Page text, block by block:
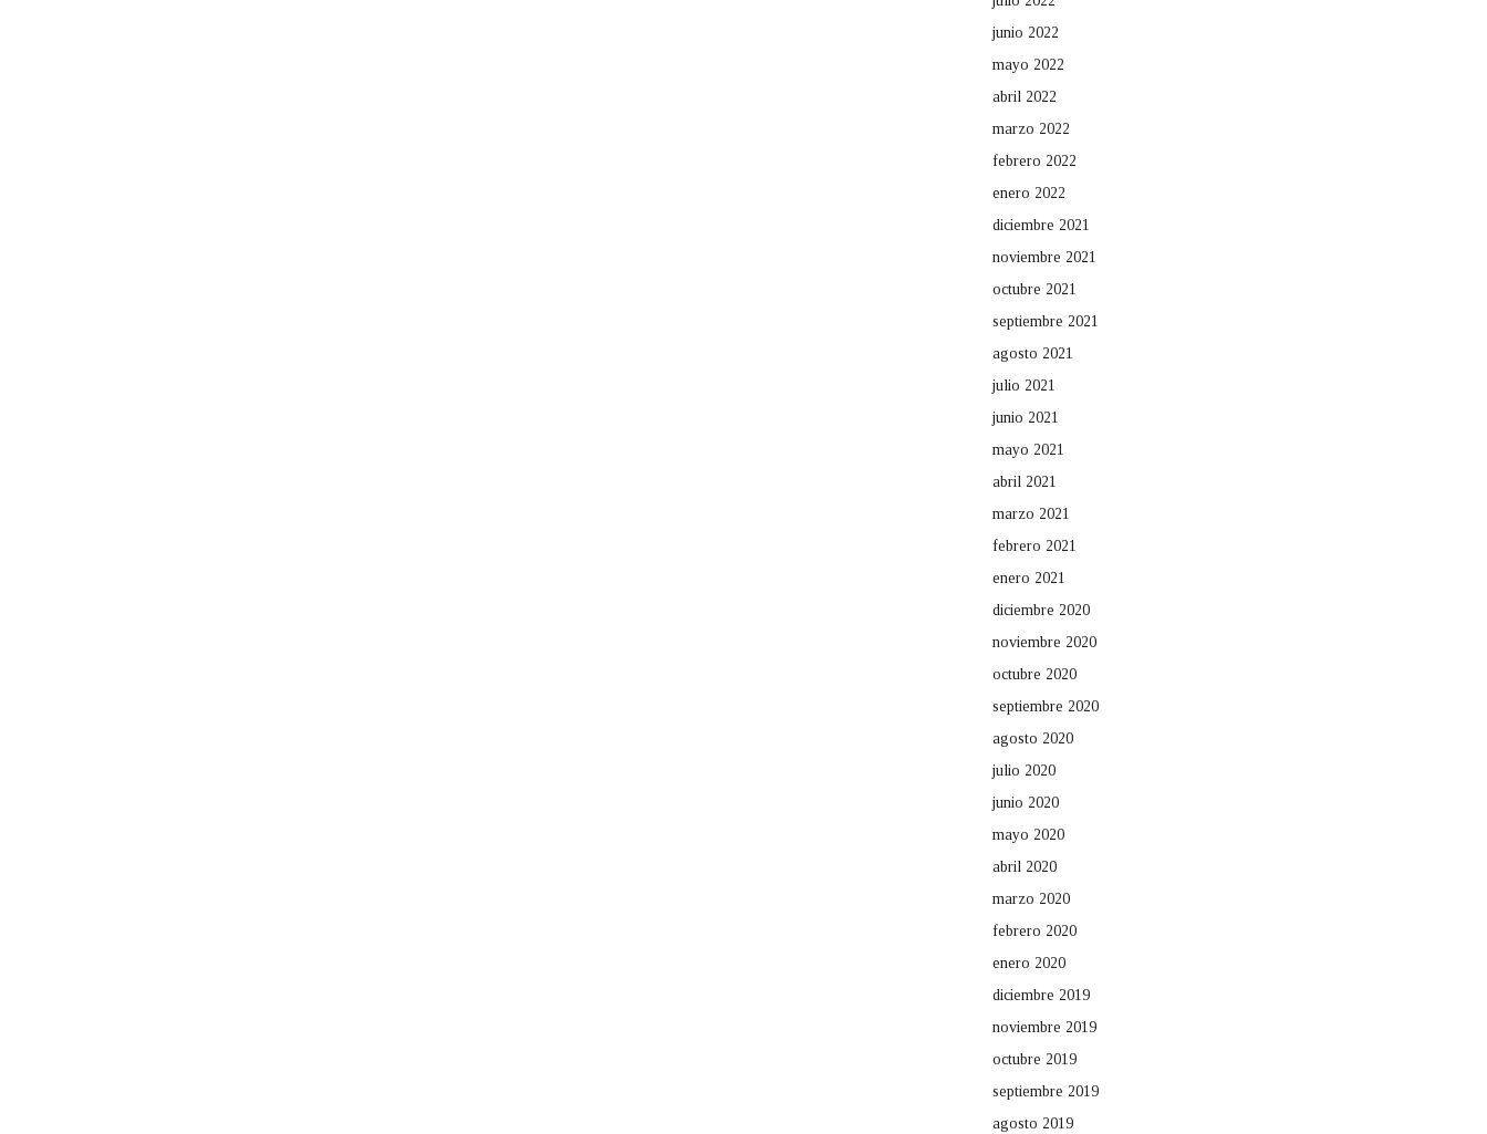
junio 2022
mayo 2022
abril 2022
marzo 2022
febrero 2022
enero 2022
diciembre 2021
noviembre 2021
octubre 2021
septiembre 2021
agosto 2021
julio 2021
junio 2021
mayo 2021
abril 2021
marzo 2021
febrero 2021
enero 2021
diciembre 2020
noviembre 2020
octubre 2020
septiembre 2020
agosto 2020
julio 2020
junio 2020
mayo 2020
abril 2020
marzo 2020
febrero 2020
enero 2020
diciembre 2019
noviembre 2019
octubre 2019
septiembre 2019
agosto 2019